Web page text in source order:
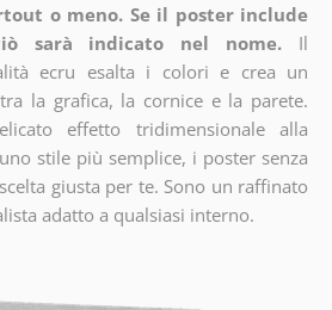
o meno. Se il poster include
sarà indicato nel nome.
Il
ecru esalta i colori e crea un
la grafica, la cornice e la parete.
effetto tridimensionale alla
stile più semplice, i poster senza
giusta per te. Sono un raffinato
adatto a qualsiasi interno.